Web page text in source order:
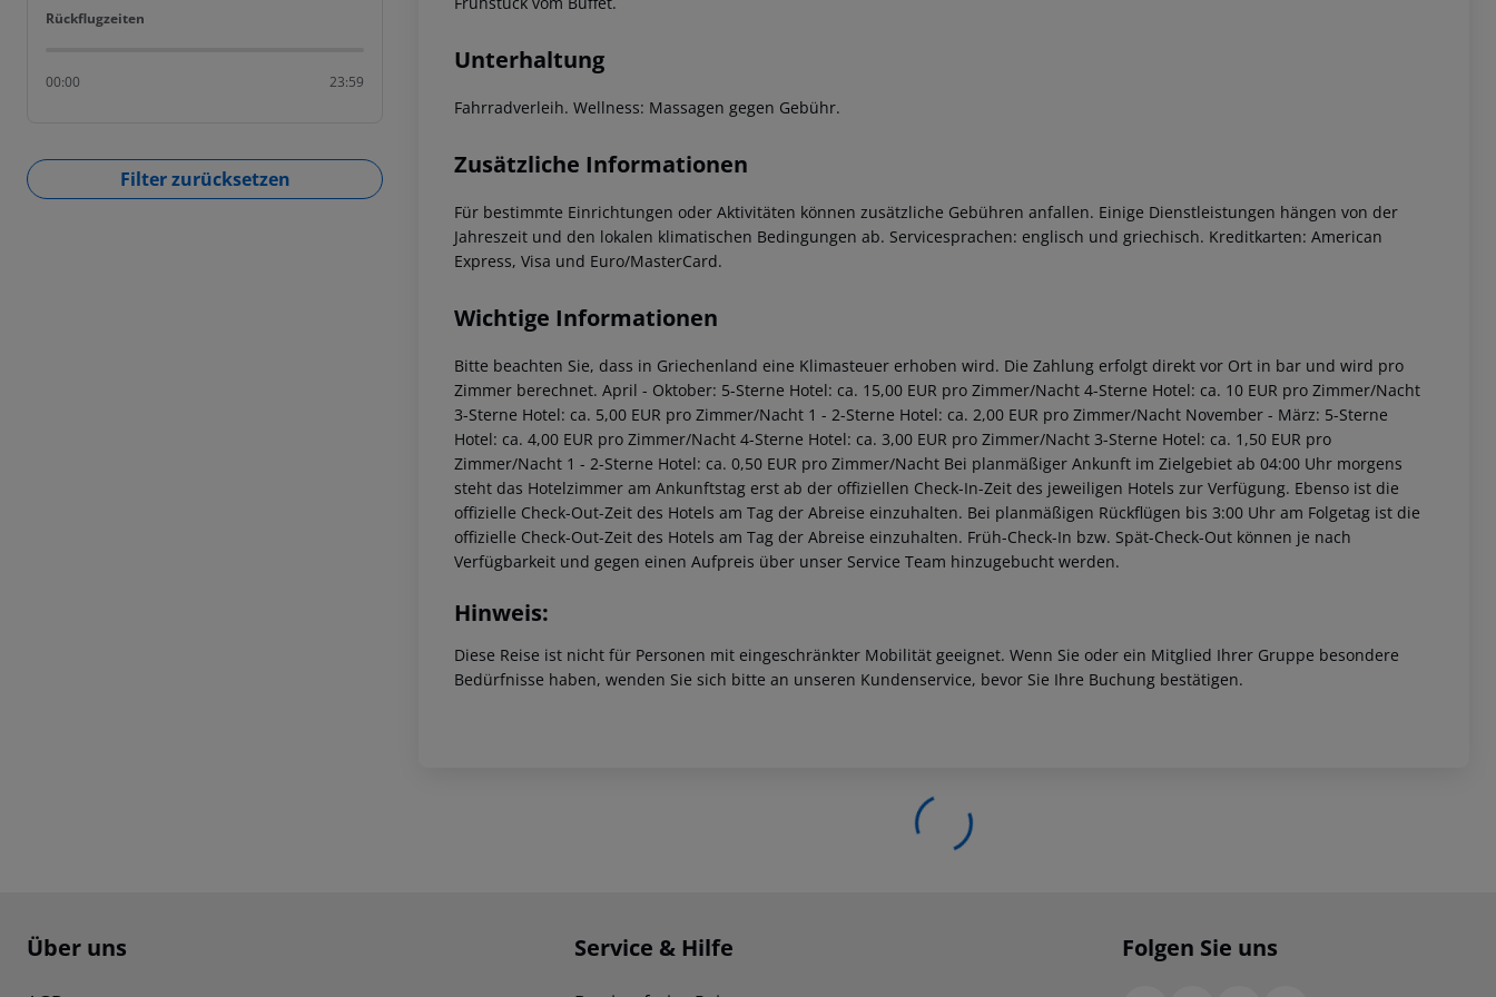
Rückflugzeiten
Rückflugzeiten
00:00 23:59
Filter zurücksetzen
Unterhaltung
Fahrradverleih. Wellness: Massagen gegen Gebühr.
Zusätzliche Informationen
Für bestimmte Einrichtungen oder Aktivitäten können zusätzliche Gebühren anfallen. Einige Dienstleistungen hängen von der
Jahreszeit und den lokalen klimatischen Bedingungen ab. Servicesprachen: englisch und griechisch. Kreditkarten: American
Express, Visa und Euro/MasterCard.
Wichtige Informationen
Bitte beachten Sie, dass in Griechenland eine Klimasteuer erhoben wird. Die Zahlung erfolgt direkt vor Ort in bar und wird pro
Zimmer berechnet. April - Oktober: 5-Sterne Hotel: ca. 15,00 EUR pro Zimmer/Nacht 4-Sterne Hotel: ca. 10 EUR pro Zimmer/Nacht
3-Sterne Hotel: ca. 5,00 EUR pro Zimmer/Nacht 1 - 2-Sterne Hotel: ca. 2,00 EUR pro Zimmer/Nacht November - März: 5-Sterne
Hotel: ca. 4,00 EUR pro Zimmer/Nacht 4-Sterne Hotel: ca. 3,00 EUR pro Zimmer/Nacht 3-Sterne Hotel: ca. 1,50 EUR pro
Zimmer/Nacht 1 - 2-Sterne Hotel: ca. 0,50 EUR pro Zimmer/Nacht Bei planmäßiger Ankunft im Zielgebiet ab 04:00 Uhr morgens
steht das Hotelzimmer am Ankunftstag erst ab der offiziellen Check-In-Zeit des jeweiligen Hotels zur Verfügung. Ebenso ist die
offizielle Check-Out-Zeit des Hotels am Tag der Abreise einzuhalten. Bei planmäßigen Rückflügen bis 3:00 Uhr am Folgetag ist die
offizielle Check-Out-Zeit des Hotels am Tag der Abreise einzuhalten. Früh-Check-In bzw. Spät-Check-Out können je nach
Verfügbarkeit und gegen einen Aufpreis über unser Service Team hinzugebucht werden.
Hinweis:
Diese Reise ist nicht für Personen mit eingeschränkter Mobilität geeignet. Wenn Sie oder ein Mitglied Ihrer Gruppe besondere
Bedürfnisse haben, wenden Sie sich bitte an unseren Kundenservice, bevor Sie Ihre Buchung bestätigen.
Footer navigation
Über uns Service & Hilfe Folgen Sie uns